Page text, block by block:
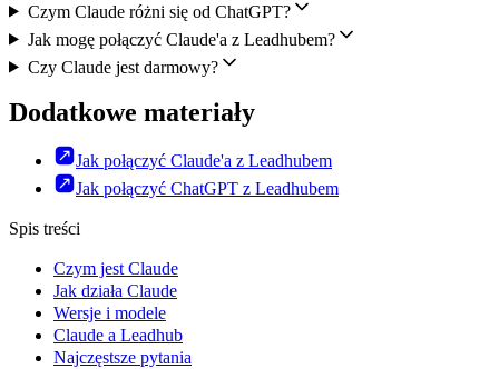
Czym Claude różni się od ChatGPT?
Jak mogę połączyć Claude'a z Leadhubem?
Czy Claude jest darmowy?
Dodatkowe materiały
Jak połączyć Claude'a z Leadhubem
Jak połączyć ChatGPT z Leadhubem
Spis treści
Czym jest Claude
Jak działa Claude
Wersje i modele
Claude a Leadhub
Najczęstsze pytania